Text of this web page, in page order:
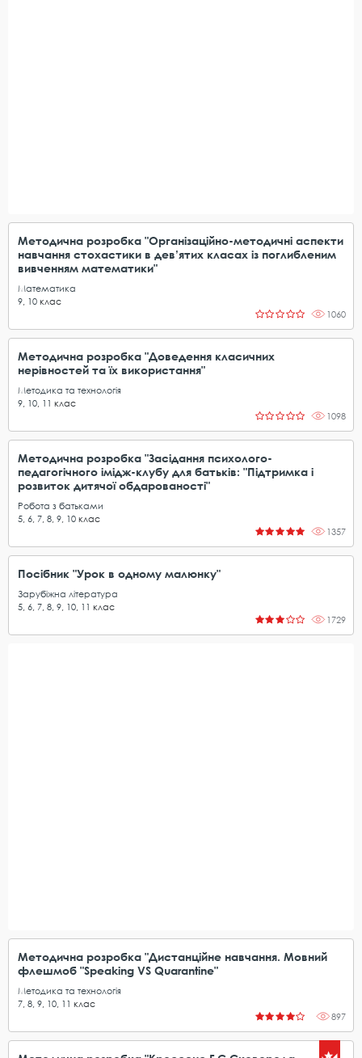
Методична розробка "Організаційно-методичні аспекти
навчання стохастики в дев’ятих класах із поглибленим
вивченням математики"
Математика
9 10 клас
1060
Методична розробка "Доведення класичних
нерівностей та їх використання"
Методика та технологія
9 10 11 клас
1098
Методична розробка "Засідання психолого-
педагогічного імідж-клубу для батьків: "Підтримка і
розвиток дитячої обдарованості"
Робота з батьками
5 6 7 8 9 10 клас
1357
Посібник "Урок в одному малюнку"
Зарубіжна література
5 6 7 8 9 10 11 клас
1729
Методична розробка "Дистанційне навчання. Мовний
флешмоб "Speaking VS Quarantine"
Методика та технологія
7 8 9 10 11 клас
897